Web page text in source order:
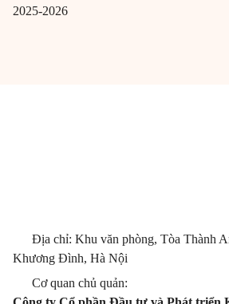
2025-2026
Địa chỉ: Khu văn phòng, Tòa Thành
Khương Đình, Hà Nội
Cơ quan chủ quản: